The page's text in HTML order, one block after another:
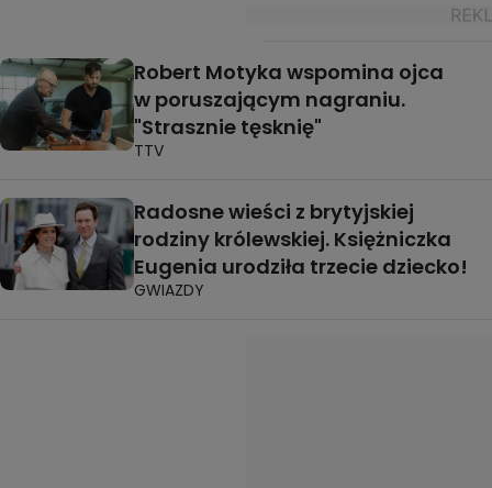
Robert Motyka wspomina ojca
w poruszającym nagraniu.
"Strasznie tęsknię"
TTV
Radosne wieści z brytyjskiej
rodziny królewskiej. Księżniczka
Eugenia urodziła trzecie dziecko!
GWIAZDY